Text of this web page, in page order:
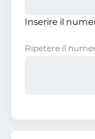
Inserire il
Ripetere il